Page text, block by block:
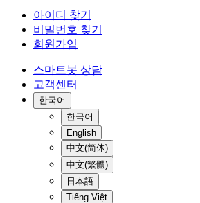
아이디 찾기
비밀번호 찾기
회원가입
스마트봇 상담
고객센터
한국어
한국어
English
中文(简体)
中文(繁體)
日本語
Tiếng Việt